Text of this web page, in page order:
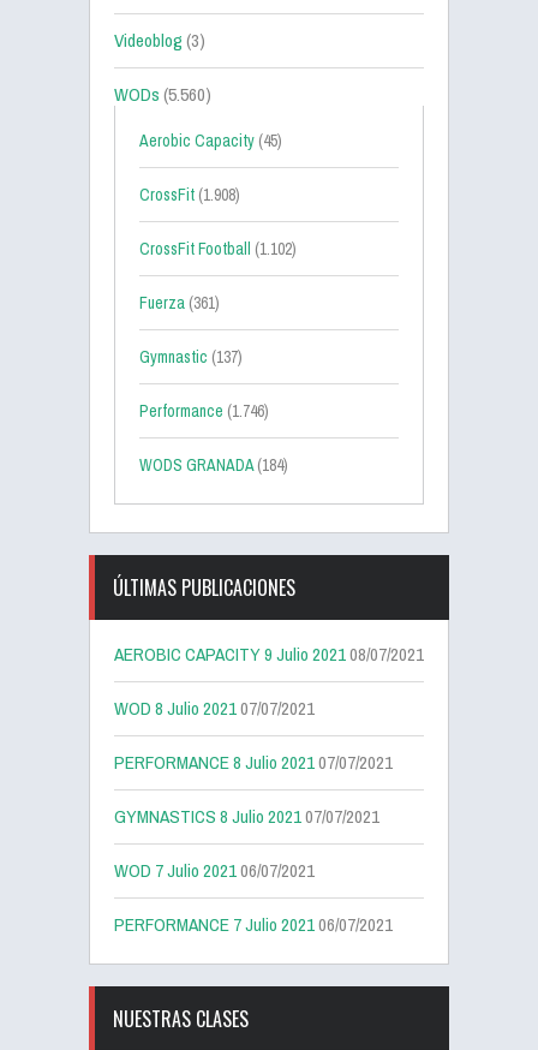
Videoblog(3)
WODs(5.560)
Aerobic Capacity (45)
CrossFit (1.908)
CrossFit Football (1.102)
Fuerza (361)
Gymnastic (137)
Performance (1.746)
WODS GRANADA(184)
ÚLTIMAS PUBLICACIONES
AEROBIC CAPACITY 9 Julio 202108/07/2021
WOD 8 Julio 202107/07/2021
PERFORMANCE 8 Julio 202107/07/2021
GYMNASTICS 8 Julio 202107/07/2021
WOD 7 Julio 202106/07/2021
PERFORMANCE 7 Julio 202106/07/2021
NUESTRAS CLASES